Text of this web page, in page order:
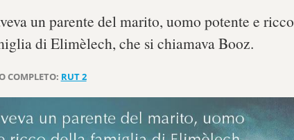
un parente del marito, uomo potente e ricco
di Elimèlech, che si chiamava Booz.
COMPLETO: RUT 2